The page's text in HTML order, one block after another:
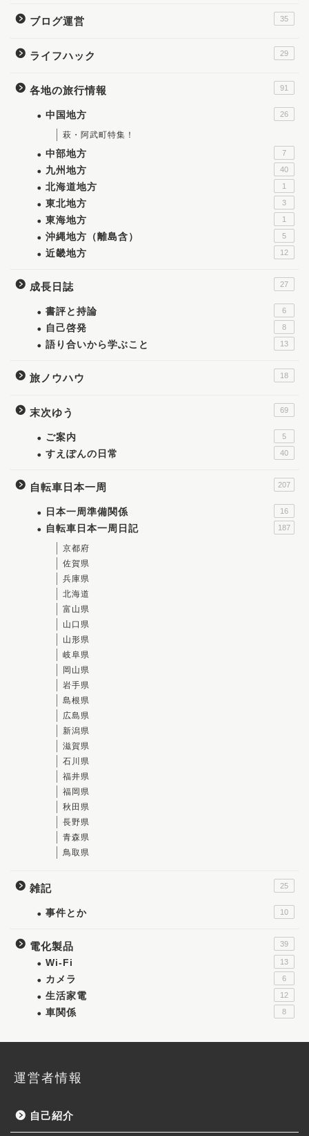
ブログ運営 35
ライフハック 29
各地の旅行情報 91
中国地方 26
萩・阿武町特集！
中部地方 7
九州地方 40
北海道地方 1
東北地方 3
東海地方 1
沖縄地方（離島含） 5
近畿地方 12
成長日誌 27
書評と持論 6
自己啓発 8
語り合いから学ぶこと 13
旅ノウハウ 18
末次ゆう 69
ご案内 5
すえぽんの日常 40
自転車日本一周 207
日本一周準備関係 16
自転車日本一周日記 187
京都府
佐賀県
兵庫県
北海道
富山県
山口県
山形県
岐阜県
岡山県
岩手県
島根県
広島県
新潟県
滋賀県
石川県
福井県
福岡県
秋田県
長野県
青森県
鳥取県
雑記 25
事件とか 10
電化製品 39
Wi-Fi 13
カメラ 6
生活家電 12
車関係 8
運営者情報
自己紹介